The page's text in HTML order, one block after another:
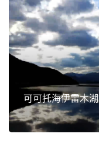
可可托海伊雷木湖